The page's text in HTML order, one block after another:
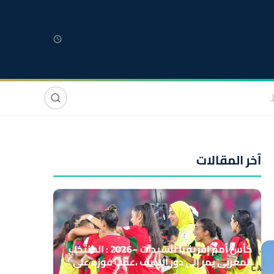
صوت وصورة
آخر المقالات
كأس أمم إفريقيا للسيدات –2026 : المنتخب
المغربي يمر إلى دور النصف ،عقب فوزه على